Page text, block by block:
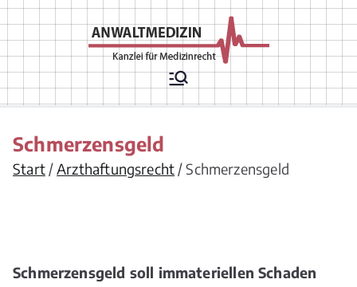
Zum
Inhalt
springen
Rechtsanwälte
für
Arztrecht, Arzthaftungsrecht,
Arztvertragsrecht,
Krankenhausrecht,
Apothekenrecht,
Pflegeversicherungsrecht,
Schmerzensgeld
Start Arzthaftungsrecht Schmerzensgeld
Schmerzensgeld soll immateriellen Schaden